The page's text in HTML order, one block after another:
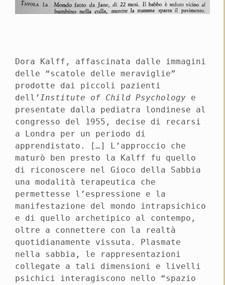
Dora Kalff, affascinata dalle immagini
delle “scatole delle meraviglie”
prodotte dai piccoli pazienti
dell’Institute of Child Psychology e
presentate dalla pediatra londinese al
congresso del 1955, decise di recarsi
a Londra per un periodo di
apprendistato. […] L’approccio che
maturò ben presto la Kalff fu quello
di riconoscere nel Gioco della Sabbia
una modalità terapeutica che
permettesse l’espressione e la
manifestazione del mondo intrapsichico
e di quello archetipico al contempo,
oltre a connettere con la realtà
quotidianamente vissuta. Plasmate
nella sabbia, le rappresentazioni
collegate a tali dimensioni e livelli
psichici interagiscono nello “spazio